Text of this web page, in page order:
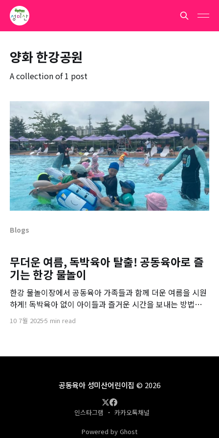
양화 한강공원
A collection of 1 post
Blogs
무더운 여름, 독박육아 탈출! 공동육아로 즐
기는 한강 물놀이
한강 물놀이장에서 공동육아 가족들과 함께 더운 여름을 시원
하게! 독박육아 없이 아이들과 즐거운 시간을 보내는 방법을
소개합니다.
10 7월 20255 min read
공동육아 성미산어린이집 © 2026
인스타그램 카카오톡채널
Powered by Ghost